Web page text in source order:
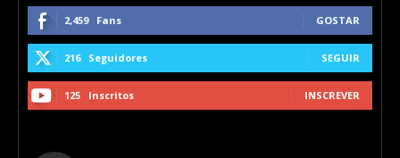
2,459 Fans GOSTAR
216 Seguidores SEGUIR
125 Inscritos INSCREVER